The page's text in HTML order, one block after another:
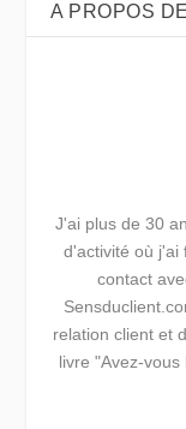
A PROPOS
J'ai plus de 30
d'activité où j'ai
contact
relation client et
livre "Avez-vous